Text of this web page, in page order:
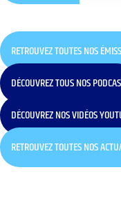
RETROUVEZ TOUTES NOS
DÉCOUVREZ TOUS NOS
DÉCOUVREZ NOS VIDÉOS
RETROUVEZ TOUTES NOS